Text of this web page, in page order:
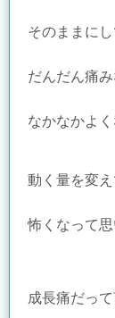
そのままにし
だんだん痛
なかなかよく
動く量を変
怖くなって
成長痛だっ